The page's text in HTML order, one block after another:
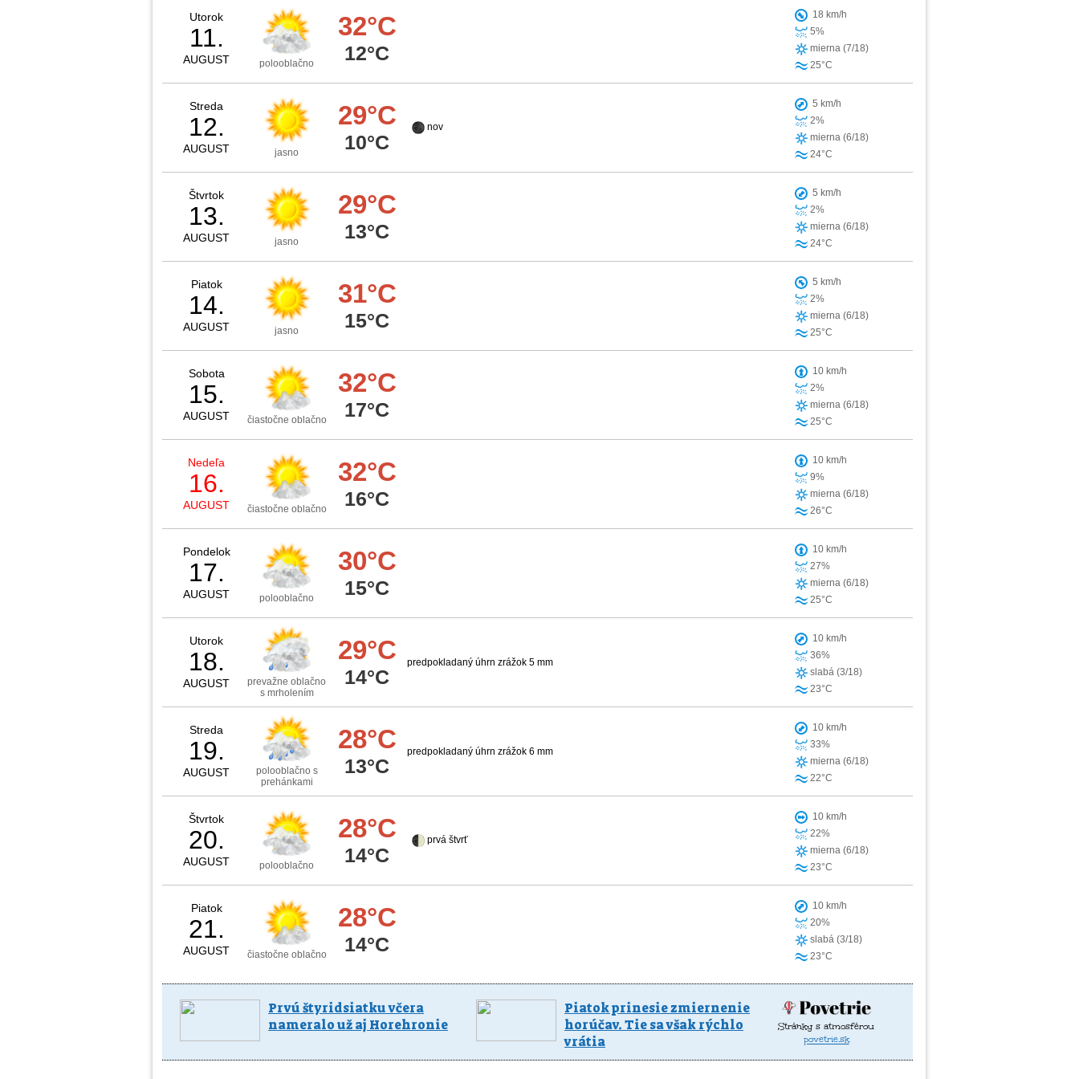
Utorok
11.
AUGUST polooblačno
32°C
12°C
18 km/h
5%
mierna (7/18)
25°C
Streda
12.
AUGUST jasno
29°C
10°C
nov
5 km/h
2%
mierna (6/18)
24°C
Štvrtok
13.
AUGUST jasno
29°C
13°C
5 km/h
2%
mierna (6/18)
24°C
Piatok
14.
AUGUST jasno
31°C
15°C
5 km/h
2%
mierna (6/18)
25°C
Sobota
15.
AUGUST čiastočne oblačno
32°C
17°C
10 km/h
2%
mierna (6/18)
25°C
Nedeľa
16.
AUGUST čiastočne oblačno
32°C
16°C
10 km/h
9%
mierna (6/18)
26°C
Pondelok
17.
AUGUST polooblačno
30°C
15°C
10 km/h
27%
mierna (6/18)
25°C
Utorok
18.
AUGUST
prevažne oblačno
s mrholením
29°C
14°C
predpokladaný úhrn zrážok 5 mm
10 km/h
36%
slabá (3/18)
23°C
Streda
19.
AUGUST
polooblačno s
prehánkami
28°C
13°C
predpokladaný úhrn zrážok 6 mm
10 km/h
33%
mierna (6/18)
22°C
Štvrtok
20.
AUGUST polooblačno
28°C
14°C
prvá štvrť
10 km/h
22%
mierna (6/18)
23°C
Piatok
21.
AUGUST čiastočne oblačno
28°C
14°C
10 km/h
20%
slabá (3/18)
23°C
Prvú štyridsiatku včera
nameralo už aj Horehronie
Piatok prinesie zmiernenie
horúčav. Tie sa však rýchlo
vrátia
Stránky s atmosférou
povetrie.sk